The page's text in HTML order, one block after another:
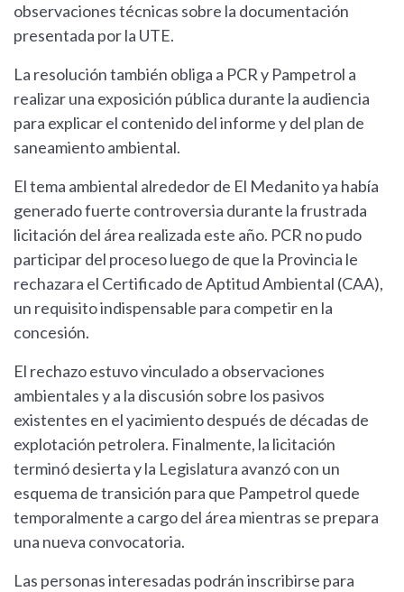
observaciones técnicas sobre la documentación
presentada por la UTE.
La resolución también obliga a PCR y Pampetrol a
realizar una exposición pública durante la audiencia
para explicar el contenido del informe y del plan de
saneamiento ambiental.
El tema ambiental alrededor de El Medanito ya había
generado fuerte controversia durante la frustrada
licitación del área realizada este año. PCR no pudo
participar del proceso luego de que la Provincia le
rechazara el Certificado de Aptitud Ambiental (CAA),
un requisito indispensable para competir en la
concesión.
El rechazo estuvo vinculado a observaciones
ambientales y a la discusión sobre los pasivos
existentes en el yacimiento después de décadas de
explotación petrolera. Finalmente, la licitación
terminó desierta y la Legislatura avanzó con un
esquema de transición para que Pampetrol quede
temporalmente a cargo del área mientras se prepara
una nueva convocatoria.
Las personas interesadas podrán inscribirse para